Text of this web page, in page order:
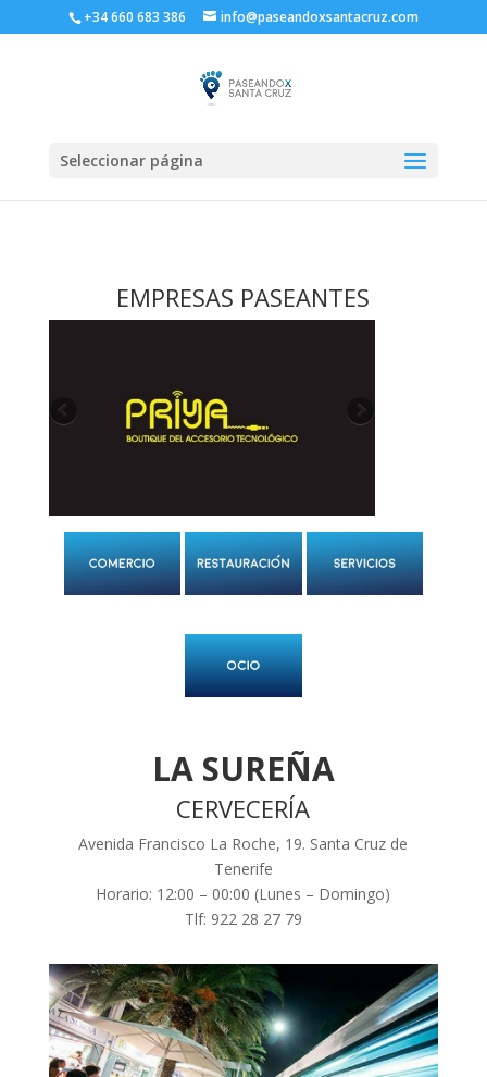
+34 660 683 386 info@paseandoxsantacruz.com
Seleccionar página
EMPRESAS PASEANTES
LA SUREÑA
CERVECERÍA
Avenida Francisco La Roche, 19. Santa Cruz de
Tenerife
Horario: 12:00 – 00:00 (Lunes – Domingo)
Tlf: 922 28 27 79